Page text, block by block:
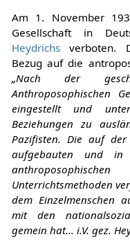
Am 1. November
Gesellschaft in
Heydrichsverboten.
Bezug auf die
„Nach der
Anthroposophischen
eingestellt und
Beziehungen zu
Pazifisten. Die auf
aufgebauten und in
Unterrichtsmethoden
dem Einzelmenschen
mit den
gemein hat... i.V. gez.